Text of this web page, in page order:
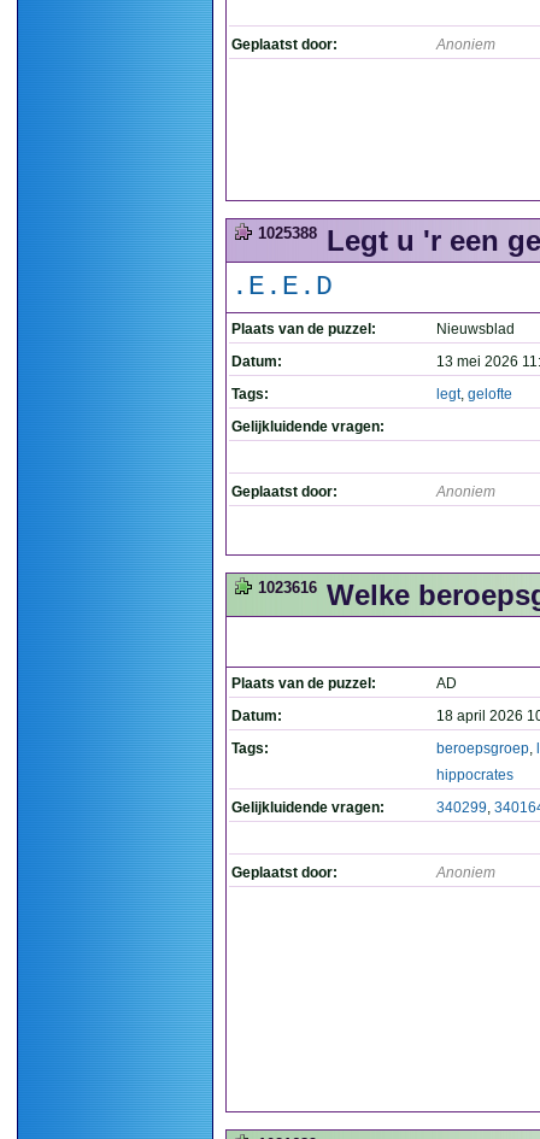
Geplaatst door: Anoniem
1025388 Legt u 'r een
.E.E.D
Plaats van de puzzel:
Nieuwsblad
Datum:
13 mei 2026
Tags:
legt, gelofte
Gelijkluidende vragen:
Geplaatst door: Anoniem
1023616 Welke
Plaats van de puzzel:
AD
Datum:
18 april 2026
Tags:
beroepsgroep,
hippocrates
Gelijkluidende vragen:
340299,
Geplaatst door: Anoniem